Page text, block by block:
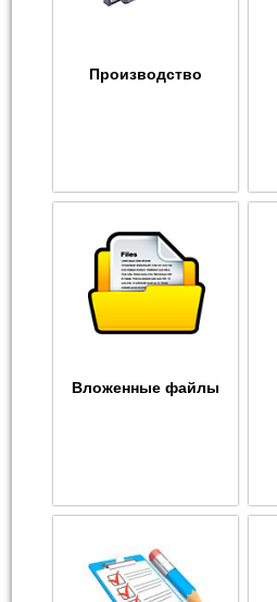
Производство
Вложенные файлы